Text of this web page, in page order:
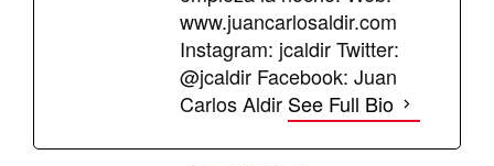
www.juancarlosaldir.com
Instagram: jcaldir Twitter:
@jcaldir Facebook: Juan
Carlos Aldir See Full Bio